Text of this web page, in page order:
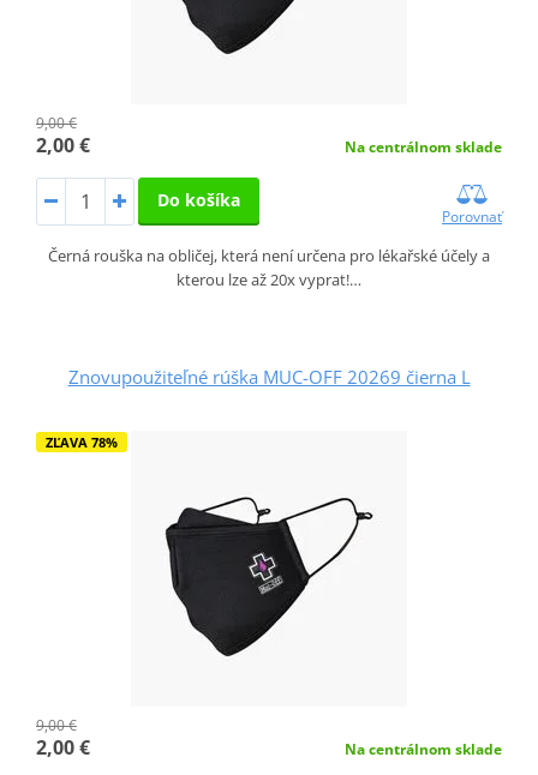
9,00 €
2,00 € Na centrálnom sklade
Do košíka
Porovnať
Černá rouška na obličej, která není určena pro lékařské účely a
kterou lze až 20x vyprat!…
Znovupoužiteľné rúška MUC-OFF 20269 čierna L
ZĽAVA 78%
9,00 €
2,00 € Na centrálnom sklade